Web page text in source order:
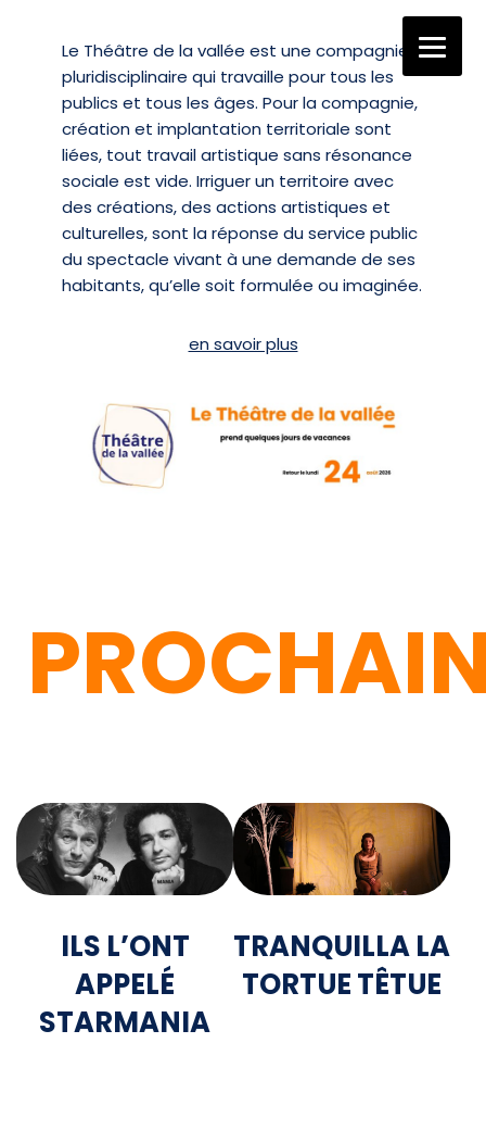
contenu
Le Théâtre de la vallée est une compagnie
pluridisciplinaire qui travaille pour tous les
publics et tous les âges. Pour la compagnie,
création et implantation territoriale sont
liées, tout travail artistique sans résonance
sociale est vide. Irriguer un territoire avec
des créations, des actions artistiques et
culturelles, sont la réponse du service public
du spectacle vivant à une demande de ses
habitants, qu’elle soit formulée ou imaginée.
en savoir plus
ILS L’ONT
APPELÉ
STARMANIA
TRANQUILLA LA
TORTUE TÊTUE